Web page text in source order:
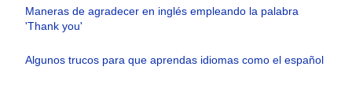
Maneras de agradecer en inglés empleando la palabra
'Thank you'
Algunos trucos para que aprendas idiomas como el español